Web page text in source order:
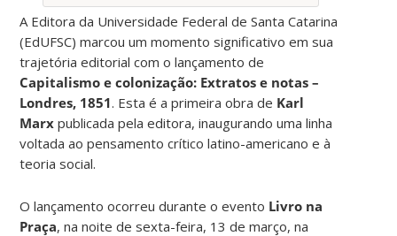
A Editora da Universidade Federal de Santa Catarina
(EdUFSC) marcou um momento significativo em sua
trajetória editorial com o lançamento de
Capitalismo e colonização: Extratos e notas –
Londres, 1851. Esta é a primeira obra de Karl
Marx publicada pela editora, inaugurando uma linha
voltada ao pensamento crítico latino-americano e à
teoria social.
O lançamento ocorreu durante o evento Livro na
Praça, na noite de sexta-feira, 13 de março, na